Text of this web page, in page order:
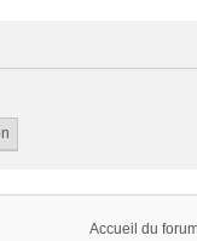
Accueil du